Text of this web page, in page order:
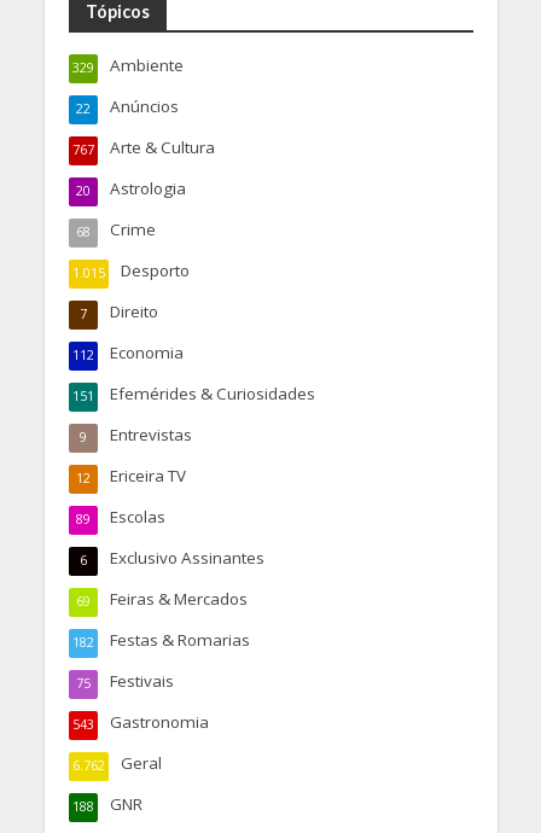
Tópicos
Ambiente
329
Anúncios
22
Arte & Cultura
767
Astrologia
20
Crime
68
Desporto
1.015
Direito
7
Economia
112
Efemérides & Curiosidades
151
Entrevistas
9
Ericeira TV
12
Escolas
89
Exclusivo Assinantes
6
Feiras & Mercados
69
Festas & Romarias
182
Festivais
75
Gastronomia
543
Geral
6.762
GNR
188